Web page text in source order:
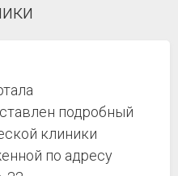
подробный
клиники
по адресу